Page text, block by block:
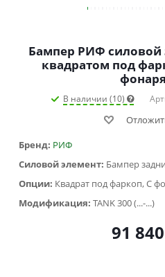
Бампер РИФ силовой
квадратом под
В наличии (10)
Бренд: РИФ
Силовой элемент: Бампер
Опции: Квадрат под фаркоп, С
Модификация: TANK 300 (...-...)
91 840